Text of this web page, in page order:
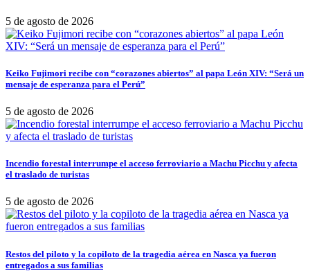
5 de agosto de 2026
Keiko Fujimori recibe con “corazones abiertos” al papa León XIV: “Será un
mensaje de esperanza para el Perú”
5 de agosto de 2026
Incendio forestal interrumpe el acceso ferroviario a Machu Picchu y afecta
el traslado de turistas
5 de agosto de 2026
Restos del piloto y la copiloto de la tragedia aérea en Nasca ya fueron
entregados a sus familias